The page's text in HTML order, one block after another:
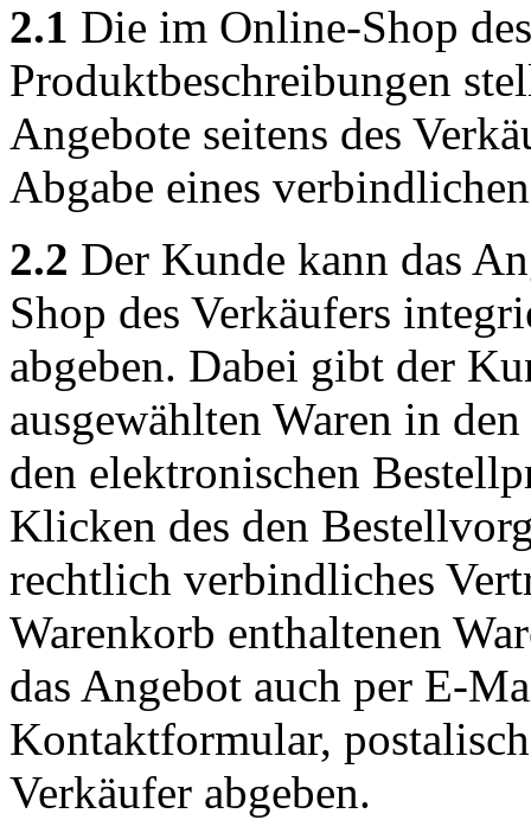
2.1 Die im Online-Shop
Produktbeschreibungen
Angebote seitens des
Abgabe eines
2.2 Der Kunde kann das
Shop des Verkäufers
abgeben. Dabei gibt der
ausgewählten Waren in
den elektronischen
Klicken des den
rechtlich verbindliches
Warenkorb enthaltenen
das Angebot auch per E-
Kontaktformular,
Verkäufer abgeben.